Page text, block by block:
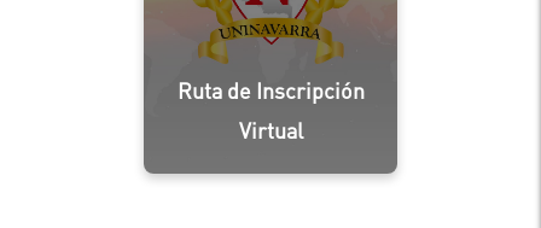
Ruta de Inscripción
Virtual